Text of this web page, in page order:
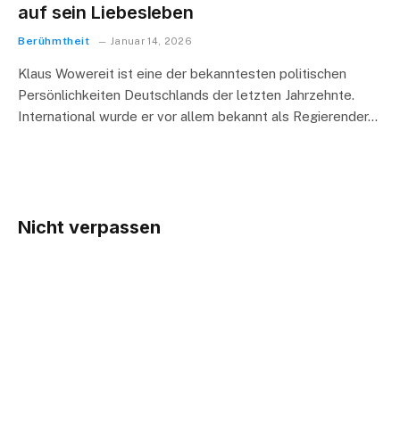
auf sein Liebesleben
Berühmtheit Januar 14, 2026
Klaus Wowereit ist eine der bekanntesten politischen
Persönlichkeiten Deutschlands der letzten Jahrzehnte.
International wurde er vor allem bekannt als Regierender…
Nicht verpassen